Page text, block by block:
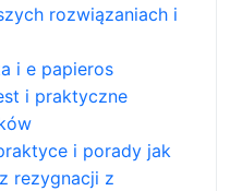
rozwiązaniach i
i e papieros
i praktyczne
i porady jak
rezygnacji z